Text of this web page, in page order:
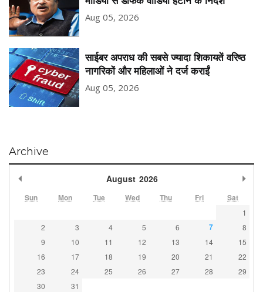
Aug 05, 2026
साईबर अपराध की सबसे ज्यादा शिकायतें वरिष्ठ
नागरिकों और महिलाओं ने दर्ज कराईं
Aug 05, 2026
Archive
August 2026
Sun Mon Tue Wed Thu Fri Sat
1
2
3 4 5 6 7
8
9
10 11 12 13 14
15
16
17 18 19 20 21
22
23
24 25 26 27 28
29
30
31